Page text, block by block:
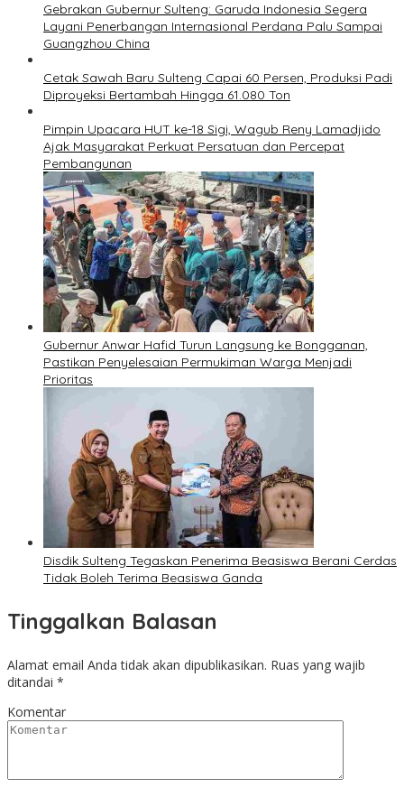
Gebrakan Gubernur Sulteng: Garuda Indonesia Segera
Layani Penerbangan Internasional Perdana Palu Sampai
Guangzhou China
Cetak Sawah Baru Sulteng Capai 60 Persen, Produksi Padi
Diproyeksi Bertambah Hingga 61.080 Ton
Pimpin Upacara HUT ke-18 Sigi, Wagub Reny Lamadjido
Ajak Masyarakat Perkuat Persatuan dan Percepat
Pembangunan
Gubernur Anwar Hafid Turun Langsung ke Bongganan,
Pastikan Penyelesaian Permukiman Warga Menjadi
Prioritas
Disdik Sulteng Tegaskan Penerima Beasiswa Berani Cerdas
Tidak Boleh Terima Beasiswa Ganda
Tinggalkan Balasan
Alamat email Anda tidak akan dipublikasikan. Ruas yang wajib
ditandai *
Komentar